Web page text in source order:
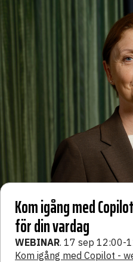
Kom igång med
för din vardag
WEBINAR. 17 sep 12:00-
Kom igång med Copilot -